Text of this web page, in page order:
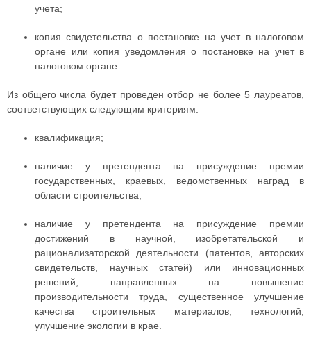
учета;
копия свидетельства о постановке на учет в налоговом
органе или копия уведомления о постановке на учет в
налоговом органе.
Из общего числа будет проведен отбор не более 5 лауреатов,
соответствующих следующим критериям:
квалификация;
наличие у претендента на присуждение премии
государственных, краевых, ведомственных наград в
области строительства;
наличие у претендента на присуждение премии
достижений в научной, изобретательской и
рационализаторской деятельности (патентов, авторских
свидетельств, научных статей) или инновационных
решений, направленных на повышение
производительности труда, существенное улучшение
качества строительных материалов, технологий,
улучшение экологии в крае.